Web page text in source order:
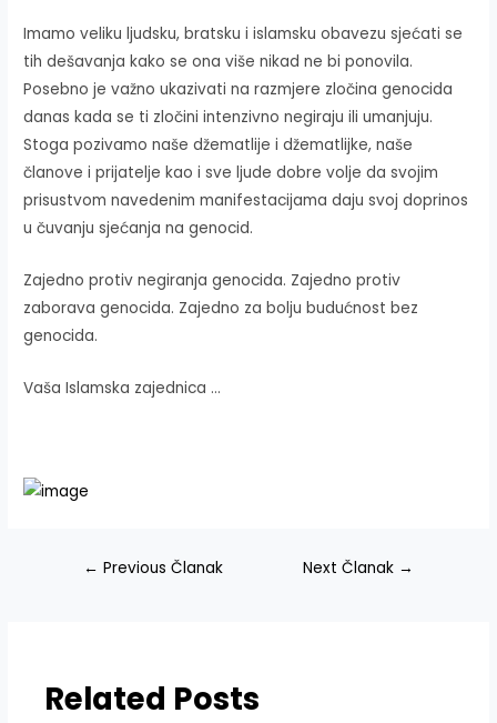
Imamo veliku ljudsku, bratsku i islamsku obavezu sjećati se
tih dešavanja kako se ona više nikad ne bi ponovila.
Posebno je važno ukazivati na razmjere zločina genocida
danas kada se ti zločini intenzivno negiraju ili umanjuju.
Stoga pozivamo naše džematlije i džematlijke, naše
članove i prijatelje kao i sve ljude dobre volje da svojim
prisustvom navedenim manifestacijama daju svoj doprinos
u čuvanju sjećanja na genocid.
Zajedno protiv negiranja genocida. Zajedno protiv
zaborava genocida. Zajedno za bolju budućnost bez
genocida.
Vaša Islamska zajednica …
Navigacija
← Previous Članak Next Članak →
Related Posts